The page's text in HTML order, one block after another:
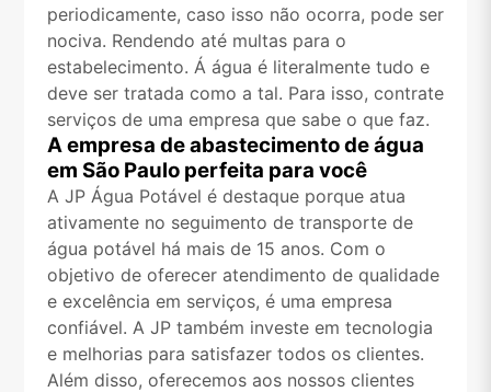
periodicamente, caso isso não ocorra, pode ser
nociva. Rendendo até multas para o
estabelecimento. Á água é literalmente tudo e
deve ser tratada como a tal. Para isso, contrate
serviços de uma empresa que sabe o que faz.
A empresa de abastecimento de água
em São Paulo perfeita para você
A JP Água Potável é destaque porque atua
ativamente no seguimento de transporte de
água potável há mais de 15 anos. Com o
objetivo de oferecer atendimento de qualidade
e excelência em serviços, é uma empresa
confiável. A JP também investe em tecnologia
e melhorias para satisfazer todos os clientes.
Além disso, oferecemos aos nossos clientes